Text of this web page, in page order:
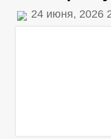
24 июня, 2026